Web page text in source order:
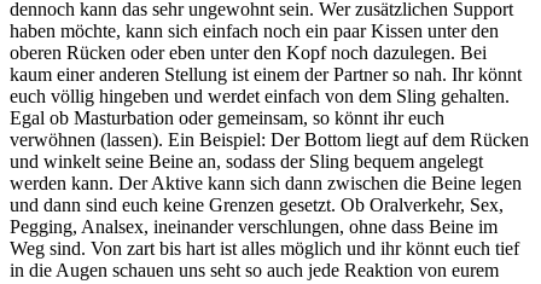
dennoch kann das sehr ungewohnt sein. Wer zusätzlichen Support
haben möchte, kann sich einfach noch ein paar Kissen unter den
oberen Rücken oder eben unter den Kopf noch dazulegen. Bei
kaum einer anderen Stellung ist einem der Partner so nah. Ihr könnt
euch völlig hingeben und werdet einfach von dem Sling gehalten.
Egal ob Masturbation oder gemeinsam, so könnt ihr euch
verwöhnen (lassen). Ein Beispiel: Der Bottom liegt auf dem Rücken
und winkelt seine Beine an, sodass der Sling bequem angelegt
werden kann. Der Aktive kann sich dann zwischen die Beine legen
und dann sind euch keine Grenzen gesetzt. Ob Oralverkehr, Sex,
Pegging, Analsex, ineinander verschlungen, ohne dass Beine im
Weg sind. Von zart bis hart ist alles möglich und ihr könnt euch tief
in die Augen schauen uns seht so auch jede Reaktion von eurem